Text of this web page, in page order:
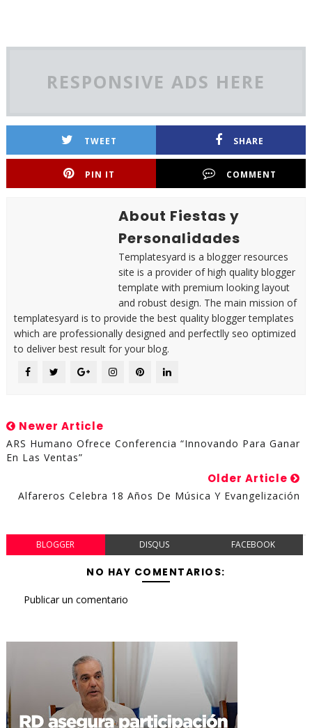
RESPONSIVE ADS HERE
TWEET SHARE
PIN IT COMMENT
About Fiestas y
Personalidades
Templatesyard is a blogger resources
site is a provider of high quality blogger
template with premium looking layout
and robust design. The main mission of
templatesyard is to provide the best quality blogger templates
which are professionally designed and perfectlly seo optimized
to deliver best result for your blog.
Newer Article
ARS Humano Ofrece Conferencia “Innovando Para Ganar
En Las Ventas”
Older Article
Alfareros Celebra 18 Años De Música Y Evangelización
BLOGGER DISQUS FACEBOOK
NO HAY COMENTARIOS:
Publicar un comentario